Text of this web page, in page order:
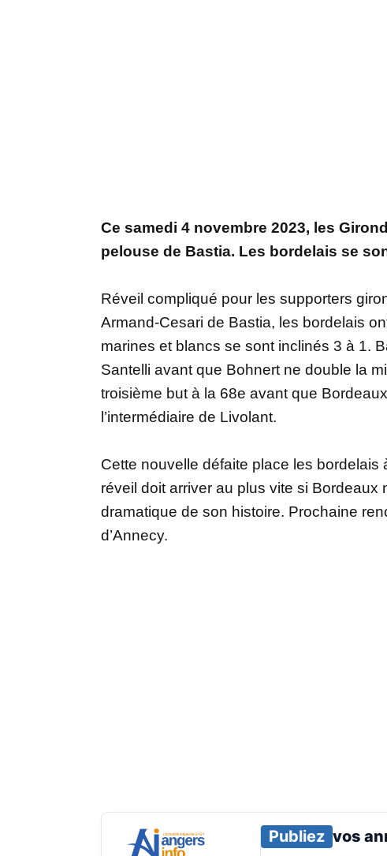
Ce samedi 4 novembre 2023, les
pelouse de Bastia. Les bordelais se
Réveil compliqué pour les supporters
Armand-Cesari de Bastia, les bordelais
marines et blancs se sont inclinés 3 à 1.
Santelli avant que Bohnert ne double la
troisième but à la 68e avant que
l’intermédiaire de Livolant.
Cette nouvelle défaite place les
réveil doit arriver au plus vite si
dramatique de son histoire. Prochaine
d’Annecy.
Publiez vos